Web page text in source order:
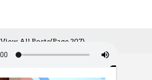
View All Posts(Page 207)